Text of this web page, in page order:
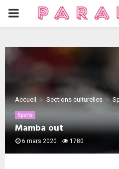
PRIMARY
Accueil Sections culturelles
Sports
Mamba out
6 mars 2020 1780